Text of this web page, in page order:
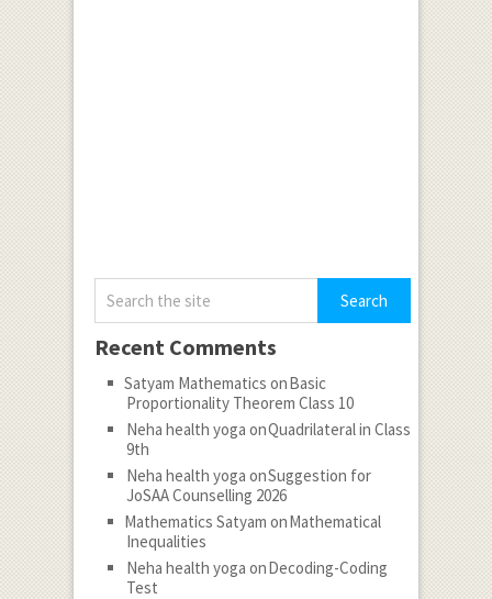
Recent Comments
Satyam Mathematics onBasic
Proportionality Theorem Class 10
Neha health yoga onQuadrilateral in Class
9th
Neha health yoga onSuggestion for
JoSAA Counselling 2026
Mathematics Satyam onMathematical
Inequalities
Neha health yoga onDecoding-Coding
Test